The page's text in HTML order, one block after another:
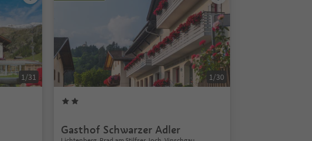
1/31 1/30
Gasthof Schwarzer Adler